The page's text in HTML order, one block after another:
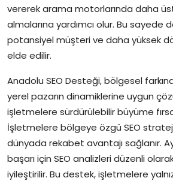
vererek arama motorlarında daha
almalarına yardımcı olur. Bu sayede
potansiyel müşteri ve daha yüksek
elde edilir.
Anadolu SEO Desteği, bölgesel
yerel pazarın dinamiklerine uygun
işletmelere sürdürülebilir büyüme
İşletmelere bölgeye özgü SEO
dünyada rekabet avantajı sağlanır.
başarı için SEO analizleri düzenli
iyileştirilir. Bu destek, işletmelere